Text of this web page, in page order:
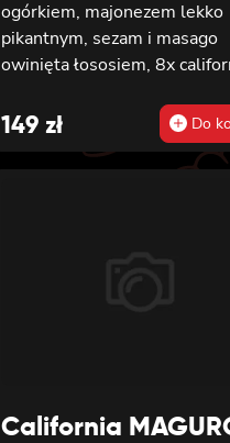
ogórkiem, majonezem lekko
pikantnym, sezam i masago
owinięta łososiem, 8x
ogórkiem, majonezem lekko
pikantnym i sezamem
krewetką, 8x california z
węgorzem i awokado
149 zł Do
California